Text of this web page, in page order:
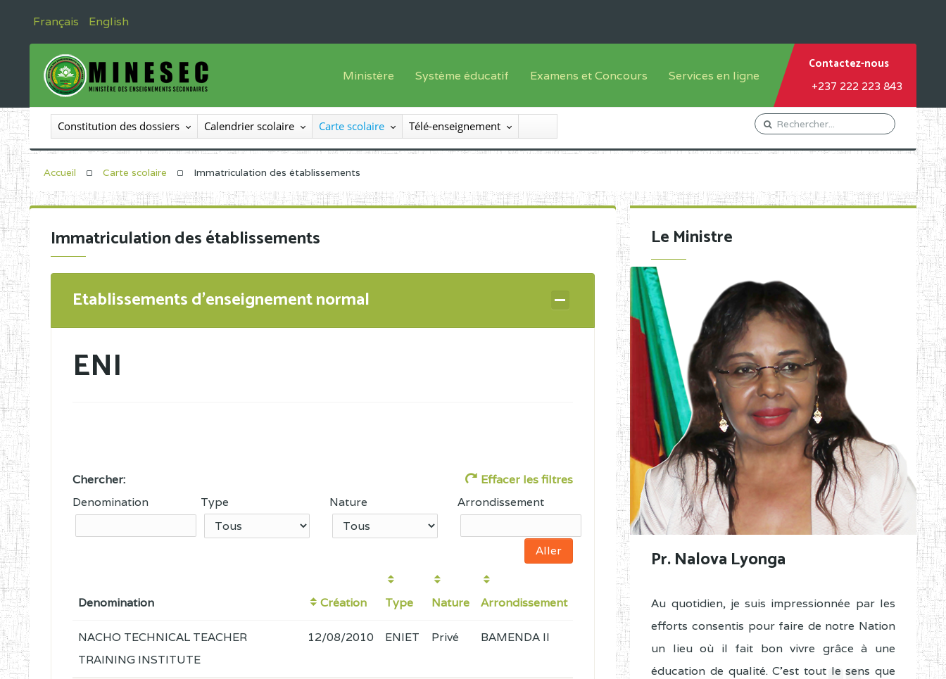
Français English
Ministère
Le Ministre
Le SEESEN
Inspection Générale des Enseignements
Organigramme
Système éducatif
Offre de formation
Sous système francophone
Progammes d'études
Examens et Concours
Inscriptions
Liste des candidats
Diplômes disponibles
Services en ligne
Orientation Conseil
Gestion du Personnel
Demande de subvention
Contactez-nous
+237 222 223 843
Constitution des dossiers Calendrier scolaire Carte scolaire Télé-enseignement
Accueil Carte scolaire Immatriculation des établissements
Immatriculation des établissements
Etablissements d'enseignement normal
ENI
Chercher:
Effacer les filtres
Denomination
Type Nature Arrondissement
Denomination Création Type Nature Arrondissement
NACHO TECHNICAL TEACHER
TRAINING INSTITUTE
12/08/2010 ENIET Privé BAMENDA II
Le Ministre
Pr. Nalova Lyonga
Au quotidien, je suis impressionnée par les
efforts consentis pour faire de notre Nation
un lieu où il fait bon vivre grâce à une
éducation de qualité. C'est tout le sens que